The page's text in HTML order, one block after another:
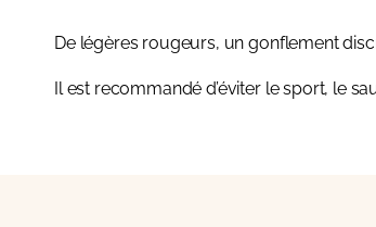
De légères rougeurs, un gonflement
Il est recommandé d’éviter le sport, le